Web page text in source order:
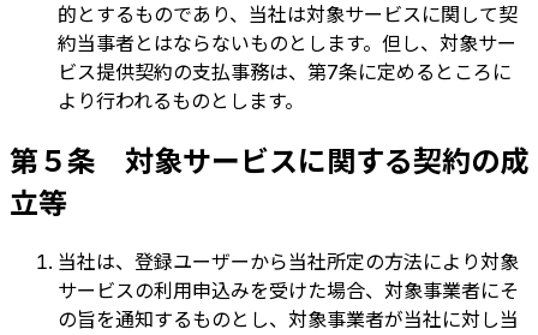
的とするものであり、当社は対象サービスに関して契
約当事者とはならないものとします。但し、対象サー
ビス提供契約の支払事務は、第7条に定めるところに
より行われるものとします。
第５条 対象サービスに関する契約の成
立等
当社は、登録ユーザーから当社所定の方法により対象
サービスの利用申込みを受けた場合、対象事業者にそ
の旨を通知するものとし、対象事業者が当社に対し当